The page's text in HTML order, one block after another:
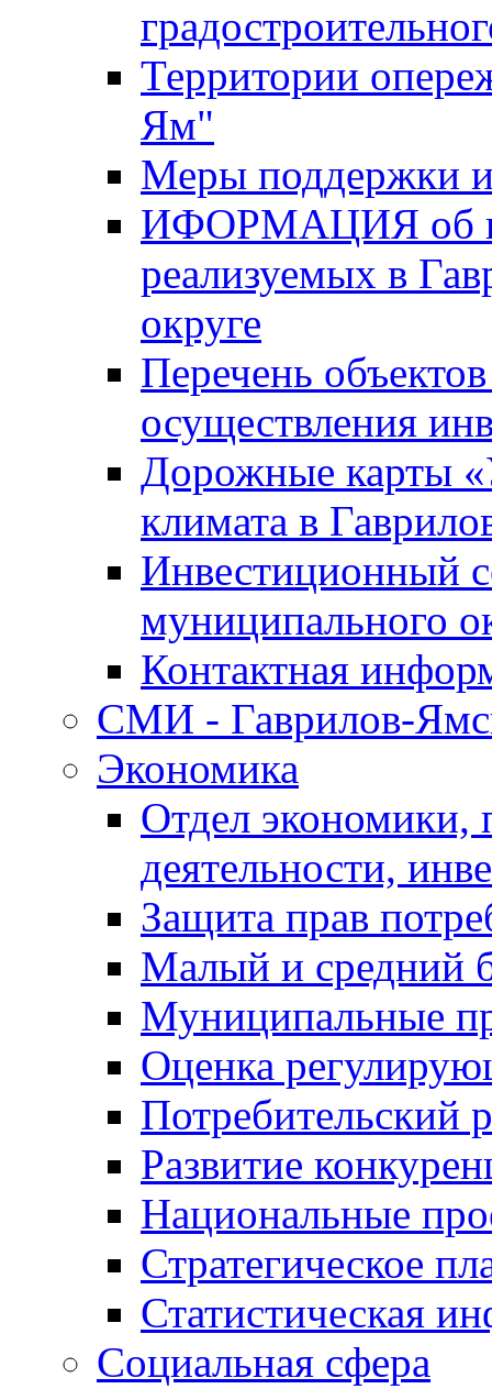
Территории
Ям"
Меры поддержки
ИФОРМАЦИЯ об
реализуемых в
округе
Перечень
осуществления
Дорожные карты
климата в
Инвестиционный
муниципального
Контактная
СМИ - Гаврилов-
Экономика
Отдел экономики,
деятельности,
Защита прав
Малый и средний
Муниципальные
Оценка
Потребительский
Развитие
Национальные
Стратегическое
Статистическая
Социальная сфера